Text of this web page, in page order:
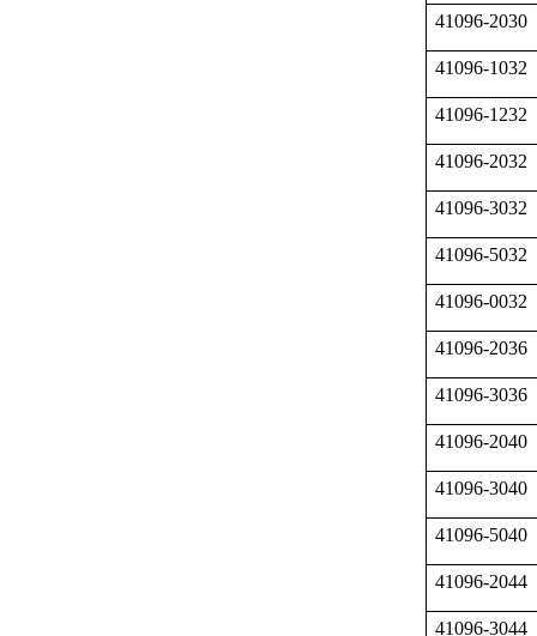
41096-2030
41096-1032
41096-1232
41096-2032
41096-3032
41096-5032
41096-0032
41096-2036
41096-3036
41096-2040
41096-3040
41096-5040
41096-2044
41096-3044